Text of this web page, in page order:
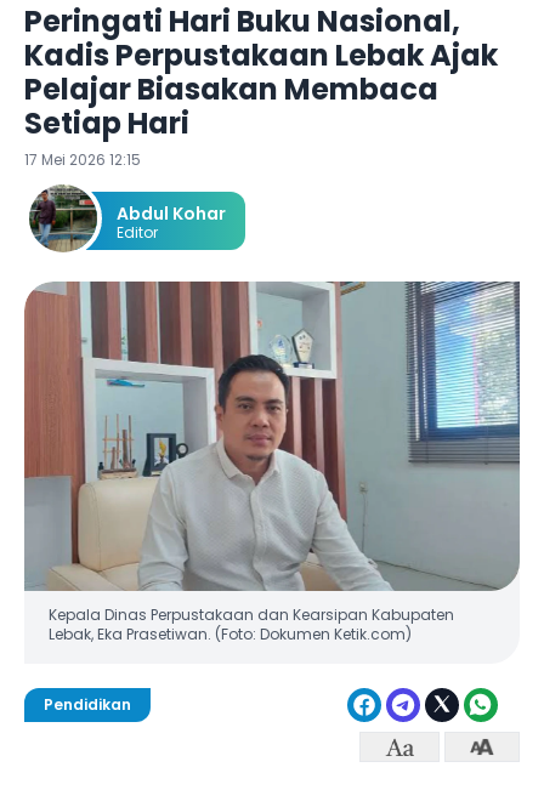
Peringati Hari Buku Nasional,
Kadis Perpustakaan Lebak Ajak
Pelajar Biasakan Membaca
Setiap Hari
17 Mei 2026 12:15
Abdul Kohar
Editor
Kepala Dinas Perpustakaan dan Kearsipan Kabupaten
Lebak, Eka Prasetiwan. (Foto: Dokumen Ketik.com)
Pendidikan